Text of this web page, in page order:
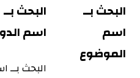
البحث بــ
اسم
الموضوع
البحث بــ
اسم
البحث بــ